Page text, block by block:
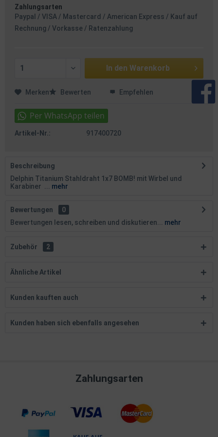
Zahlungsarten
Paypal / VISA / Mastercard / American Express / Kauf auf
Rechnung / Vorkasse / Ratenzahlung
In den Warenkorb
Merken Bewerten Empfehlen
Artikel-Nr.: 917400720
Beschreibung
Delphin Titanium Stahldraht 1x7 BOMB! mit Wirbel und
Karabiner ...
mehr
Bewertungen
0
Bewertungen lesen, schreiben und diskutieren...
mehr
Zubehör 2
Ähnliche Artikel
Kunden kauften auch
Kunden haben sich ebenfalls angesehen
Zahlungsarten